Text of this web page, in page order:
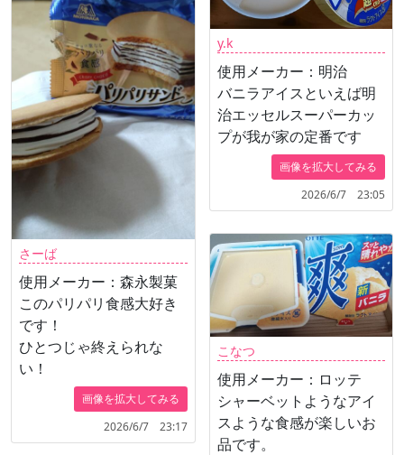
さーば
使用メーカー：森永製菓
このパリパリ食感大好き
です！
ひとつじゃ終えられな
い！
画像を拡大してみる
2026/6/7 23:17
y.k
使用メーカー：明治
バニラアイスといえば明
治エッセルスーパーカッ
プが我が家の定番です
画像を拡大してみる
2026/6/7 23:05
こなつ
使用メーカー：ロッテ
シャーベットようなアイ
スような食感が楽しいお
品です。